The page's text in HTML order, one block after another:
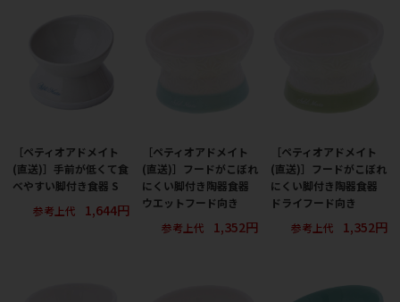
［ペティオアドメイト
(直送)］手前が低くて食
べやすい脚付き食器 S
参考上代
1,644円
［ペティオアドメイト
(直送)］フードがこぼれ
にくい脚付き陶器食器
ウエットフード向き
参考上代
1,352円
［ペティオアドメイト
(直送)］フードがこぼれ
にくい脚付き陶器食器
ドライフード向き
参考上代
1,352円